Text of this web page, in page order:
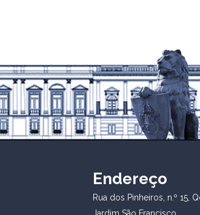
Endereço
Rua dos Pinheiros, n.º 15,